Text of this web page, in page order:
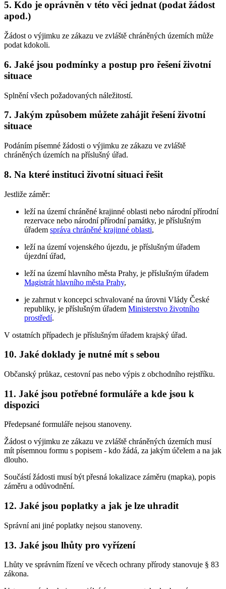
5. Kdo je oprávněn v této věci jednat (podat žádost
apod.)
Žádost o výjimku ze zákazu ve zvláště chráněných územích může
podat kdokoli.
6. Jaké jsou podmínky a postup pro řešení životní
situace
Splnění všech požadovaných náležitostí.
7. Jakým způsobem můžete zahájit řešení životní
situace
Podáním písemné žádosti o výjimku ze zákazu ve zvláště
chráněných územích na příslušný úřad.
8. Na které instituci životní situaci řešit
Jestliže záměr:
leží na území chráněné krajinné oblasti nebo národní přírodní
rezervace nebo národní přírodní památky, je příslušným
úřadem správa chráněné krajinné oblasti,
leží na území vojenského újezdu, je příslušným úřadem
újezdní úřad,
leží na území hlavního města Prahy, je příslušným úřadem
Magistrát hlavního města Prahy,
je zahrnut v koncepci schvalované na úrovni Vlády České
republiky, je příslušným úřadem Ministerstvo životního
prostředí.
V ostatních případech je příslušným úřadem krajský úřad.
10. Jaké doklady je nutné mít s sebou
Občanský průkaz, cestovní pas nebo výpis z obchodního rejstříku.
11. Jaké jsou potřebné formuláře a kde jsou k
dispozici
Předepsané formuláře nejsou stanoveny.
Žádost o výjimku ze zákazu ve zvláště chráněných územích musí
mít písemnou formu s popisem - kdo žádá, za jakým účelem a na jak
dlouho.
Součástí žádosti musí být přesná lokalizace záměru (mapka), popis
záměru a odůvodnění.
12. Jaké jsou poplatky a jak je lze uhradit
Správní ani jiné poplatky nejsou stanoveny.
13. Jaké jsou lhůty pro vyřízení
Lhůty ve správním řízení ve věcech ochrany přírody stanovuje § 83
zákona.